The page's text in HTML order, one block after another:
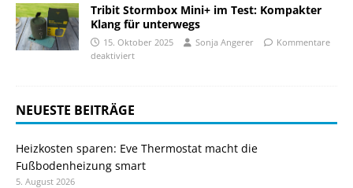
Tribit Stormbox Mini+ im Test: Kompakter
Klang für unterwegs
15. Oktober 2025 Sonja Angerer
Kommentare
deaktiviert
NEUESTE BEITRÄGE
Heizkosten sparen: Eve Thermostat macht die
Fußbodenheizung smart
5. August 2026